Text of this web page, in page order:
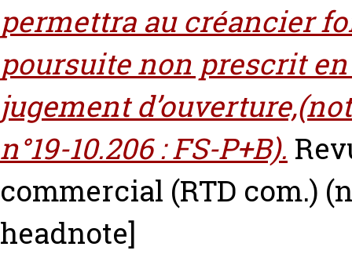
permettra au créancier
poursuite non prescrit
jugement
n°19-10.206 : FS-P+B).
commercial (RTD com.)
headnote]